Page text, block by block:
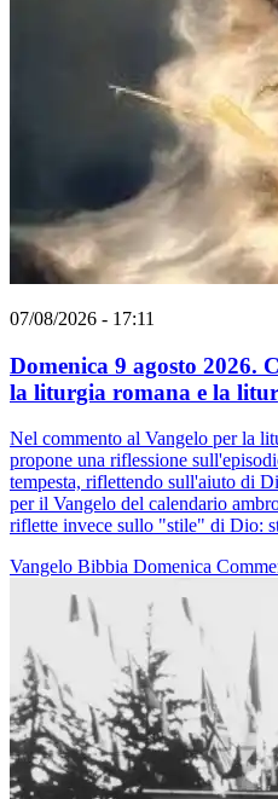
07/08/2026 - 17:11
Domenica 9 agosto 2026.
la liturgia romana e la
Nel commento al Vangelo per la
propone una riflessione
tempesta, riflettendo sull'aiuto di
per il Vangelo del calendario
riflette invece sullo "stile" di Dio:
Vangelo Bibbia Domenica